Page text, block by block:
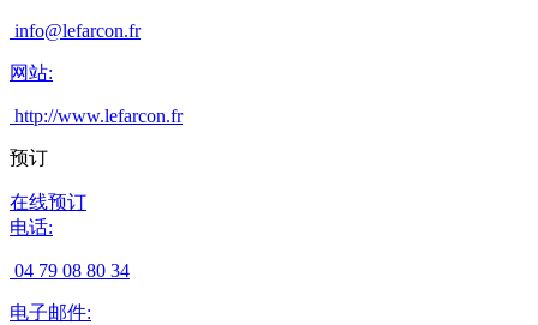
info@lefarcon.fr
网站:
http://www.lefarcon.fr
预订
在线预订
电话:
04 79 08 80 34
电子邮件: